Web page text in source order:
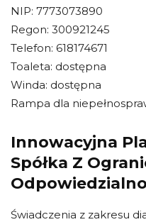
NIP: 7773073890
Regon: 300921245
Telefon: 618174671
Toaleta: dostępna
Winda: dostępna
Rampa dla
Innowacyjna
Spółka Z
Świadczenia z zakresu